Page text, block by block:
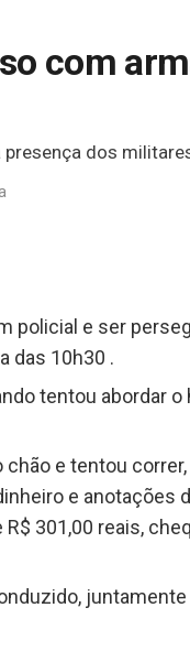
com
dos
policial e ser
das 10h30 .
tentou abordar o
chão e tentou
e anotações
301,00 reais,
juntamente